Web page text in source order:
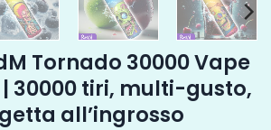
Tornado 30000 Vape
30000 tiri, multi-gusto,
all’ingrosso